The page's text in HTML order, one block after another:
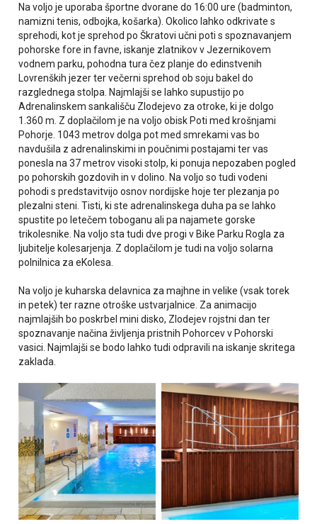
Na voljo je uporaba športne dvorane do 16:00 ure (badminton,
namizni tenis, odbojka, košarka). Okolico lahko odkrivate s
sprehodi, kot je sprehod po Škratovi učni poti s spoznavanjem
pohorske fore in favne, iskanje zlatnikov v Jezernikovem
vodnem parku, pohodna tura čez planje do edinstvenih
Lovrenških jezer ter večerni sprehod ob soju bakel do
razglednega stolpa. Najmlajši se lahko supustijo po
Adrenalinskem sankališču Zlodejevo za otroke, ki je dolgo
1.360 m. Z doplačilom je na voljo obisk Poti med krošnjami
Pohorje. 1043 metrov dolga pot med smrekami vas bo
navdušila z adrenalinskimi in poučnimi postajami ter vas
ponesla na 37 metrov visoki stolp, ki ponuja nepozaben pogled
po pohorskih gozdovih in v dolino. Na voljo so tudi vodeni
pohodi s predstavitvijo osnov nordijske hoje ter plezanja po
plezalni steni. Tisti, ki ste adrenalinskega duha pa se lahko
spustite po letečem toboganu ali pa najamete gorske
trikolesnike. Na voljo sta tudi dve progi v Bike Parku Rogla za
ljubitelje kolesarjenja. Z doplačilom je tudi na voljo solarna
polnilnica za eKolesa.
Na voljo je kuharska delavnica za majhne in velike (vsak torek
in petek) ter razne otroške ustvarjalnice. Za animacijo
najmlajših bo poskrbel mini disko, Zlodejev rojstni dan ter
spoznavanje načina življenja pristnih Pohorcev v Pohorski
vasici. Najmlajši se bodo lahko tudi odpravili na iskanje skritega
zaklada.